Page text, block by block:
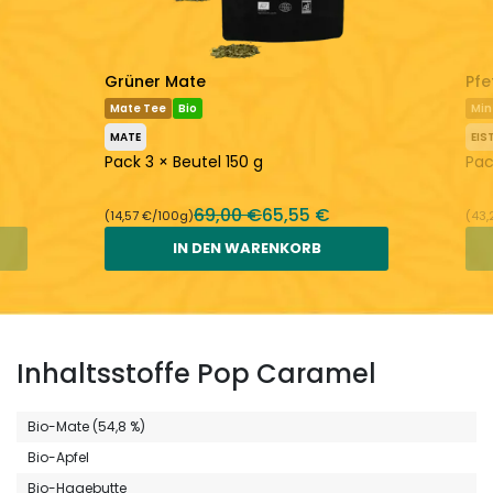
Grüner Mate
Mate Tee
Bio
MATE
Pack 3 × Beutel 150 g
(14,57 €/100g)69,00 €65,55 €
IN DEN WARENKORB
Inhaltsstoffe Pop Caramel
Bio-Mate (54,8 %)
Bio-Apfel
Bio-Hagebutte